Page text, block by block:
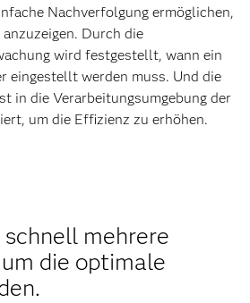
Nachverfolgung ermöglichen,
Durch die
wird festgestellt, wann ein
eingestellt werden muss. Und die
in die Verarbeitungsumgebung der
um die Effizienz zu erhöhen.
schnell mehrere
die optimale